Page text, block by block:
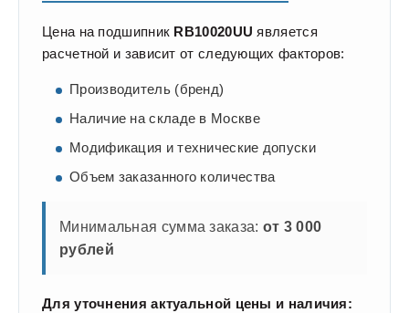
Цена на подшипник RB10020UU является
расчетной и зависит от следующих факторов:
Производитель (бренд)
Наличие на складе в Москве
Модификация и технические допуски
Объем заказанного количества
Минимальная сумма заказа: от 3 000
рублей
Для уточнения актуальной цены и наличия: